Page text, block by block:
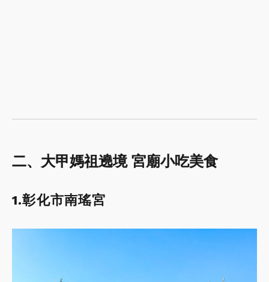
二、大甲媽祖遶境 宮廟小吃美食
1.彰化市南瑤宮